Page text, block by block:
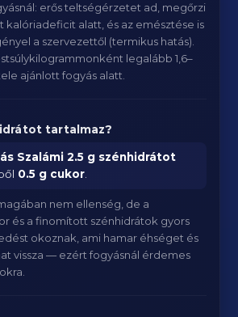
erős teltségérzetet ad, megőrzi
kalóriadeficit alatt, és az emésztése is
a szervezettől (termikus hatás).
legalább 1,6–
ajánlott fogyás alatt.
tartalmaz?
Szalámi 2.5 g szénhidrátot
0.5 g cukor
nem ellenség, de a
és a finomított szénhidrátok gyors
okoznak, ami hamar éhséget és
vissza — ezért fogyásnál érdemes